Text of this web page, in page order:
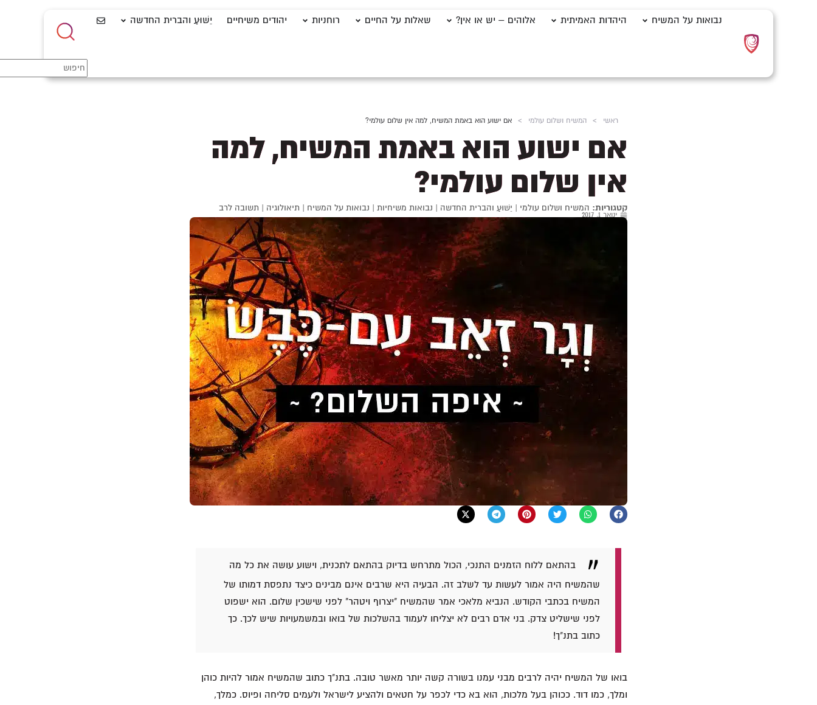
נבואות על המשיח היהדות האמיתית אלוהים – יש או אין? שאלות על החיים רוחניות יהודים משיחיים יֵשׁוּעַ והברית החדשה
ראשי > המשיח ושלום עולמי > אם ישוע הוא באמת המשיח, למה אין שלום עולמי?
אם ישוע הוא באמת המשיח, למה
אין שלום עולמי?
קטגוריות: המשיח ושלום עולמי | יֵשׁוּעַ והברית החדשה | נבואות משיחיות | נבואות על המשיח | תיאולוגיה | תשובה לרב
ינואר 1, 2017
בהתאם ללוח הזמנים התנכי, הכול מתרחש בדיוק בהתאם לתכנית, וישוע עושה את כל מה
שהמשיח היה אמור לעשות עד לשלב זה. הבעיה היא שרבים אינם מבינים כיצד נתפסת דמותו של
המשיח בכתבי הקודש. הנביא מלאכי אמר שהמשיח "יצרוף ויטהר" לפני שישכין שלום. הוא ישפוט
לפני שישליט צדק. בני אדם רבים לא יצליחו לעמוד בהשלכות של בואו ובמשמעויות שיש לכך. כך
כתוב בתנ"ך!
בואו של המשיח יהיה לרבים מבני עמנו בשורה קשה יותר מאשר טובה. בתנ"ך כתוב שהמשיח אמור להיות כוהן
ומלך, כמו דוד. ככוהן בעל מלכות, הוא בא כדי לכפר על חטאים ולהציע לישראל ולעמים סליחה ופיוס. כמלך,